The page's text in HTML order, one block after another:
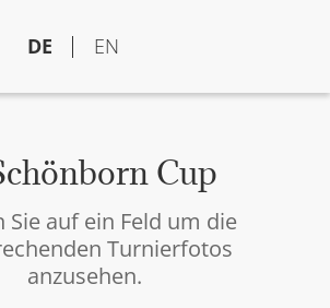
DE EN
Cup
Sie auf ein Feld um die
Turnierfotos
anzusehen.